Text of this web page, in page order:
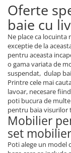
Oferte
baie cu
Ne place ca locuinta
exceptie de la
pentru aceasta
o gama variata de
suspendat, dulap
Printre cele mai
lavoar, necesare
poti bucura de
pentru baia visurilor
Mobilier
set
Poti alege un model